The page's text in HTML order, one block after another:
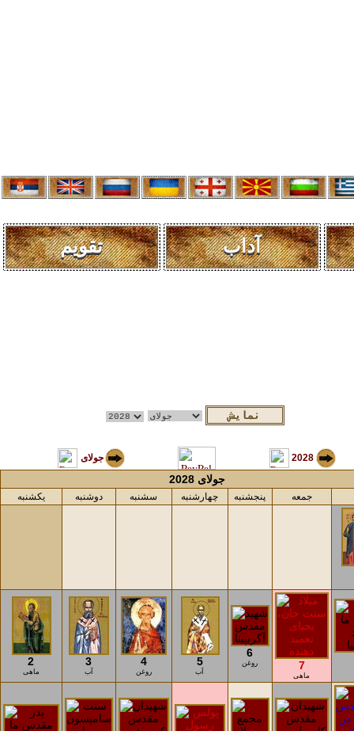
تقویم آداب
جولای 2028
جولای 2028
یکشنبه دوشنبه سشنبه چهارشنبه پنجشنبه جمعه
2
ماهی
3
آب
4
روغن
5
آب
6
روغن 7
ماهی